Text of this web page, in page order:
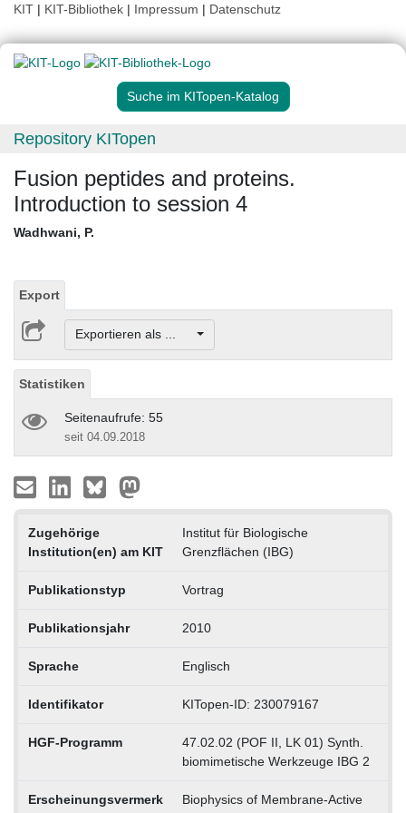
KIT | KIT-Bibliothek | Impressum | Datenschutz
Suche im KITopen-Katalog
Repository KITopen
Fusion peptides and proteins.
Introduction to session 4
Wadhwani, P.
Export
Exportieren als ...
Statistiken
Seitenaufrufe: 55
seit 04.09.2018
Zugehörige
Institution(en) am KIT
Institut für Biologische
Grenzflächen (IBG)
Publikationstyp Vortrag
Publikationsjahr 2010
Sprache Englisch
Identifikator KITopen-ID: 230079167
HGF-Programm
47.02.02 (POF II, LK 01) Synth.
biomimetische Werkzeuge IBG 2
Erscheinungsvermerk
Biophysics of Membrane-Active